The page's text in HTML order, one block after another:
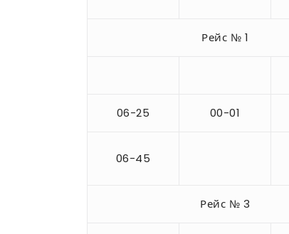
Рейс № 1
06-25 00-01
06-45
Рейс № 3